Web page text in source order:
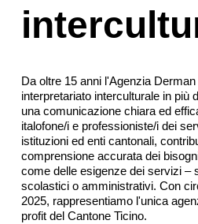
Da oltre 15 anni l'Agenzia Derman
interpretariato interculturale in più
una comunicazione chiara ed
italofone/i e professioniste/i dei
istituzioni ed enti cantonali,
comprensione accurata dei
come delle esigenze dei servizi –
scolastici o amministrativi. Con
2025, rappresentiamo l'unica
profit del Cantone Ticino.